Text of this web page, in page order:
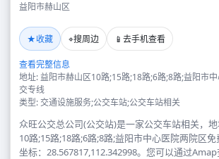
益阳市赫山区
★收藏 ⌖搜周边 📱 去手机查看
查看完整信息
地址: 益阳市赫山区10路;15路;18路;6路;8路;益阳市
交专线
类型: 交通设施服务;公交车站;公交车站相关
众旺公交总公司(公交站)是一家公交车站相关，
10路;15路;18路;6路;8路;益阳市中心医院两院区
坐标：28.567817,112.342998。您可以通过